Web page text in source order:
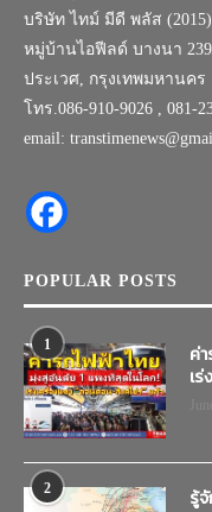
บริษัท ไทม์ มีดี พลัส
หมู่บ้านไอฟีลด์ บางนา
ประเวศ, กรุงเทพมหานคร
โทร.086-910-9026 , 081-
email:
POPULAR POSTS
1
ค่
เ
2 รู้